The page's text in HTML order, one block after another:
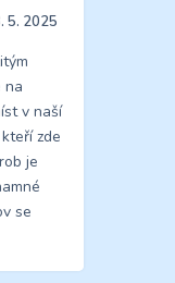
5. 2025
na
v naší
zde
je
se